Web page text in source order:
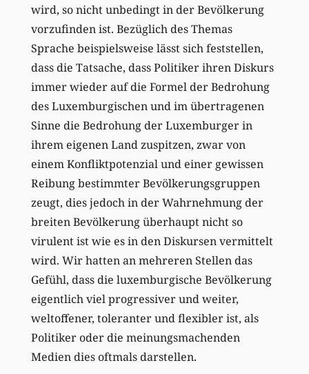
wird, so nicht unbedingt in der Bevölkerung
vorzufinden ist. Bezüglich des Themas
Sprache beispielsweise lässt sich feststellen,
dass die Tatsache, dass Politiker ihren Diskurs
immer wieder auf die Formel der Bedrohung
des Luxemburgischen und im übertragenen
Sinne die Bedrohung der Luxemburger in
ihrem eigenen Land zuspitzen, zwar von
einem Konfliktpotenzial und einer gewissen
Reibung bestimmter Bevölkerungsgruppen
zeugt, dies jedoch in der Wahrnehmung der
breiten Bevölkerung überhaupt nicht so
virulent ist wie es in den Diskursen vermittelt
wird. Wir hatten an mehreren Stellen das
Gefühl, dass die luxemburgische Bevölkerung
eigentlich viel progressiver und weiter,
weltoffener, toleranter und flexibler ist, als
Politiker oder die meinungsmachenden
Medien dies oftmals darstellen.